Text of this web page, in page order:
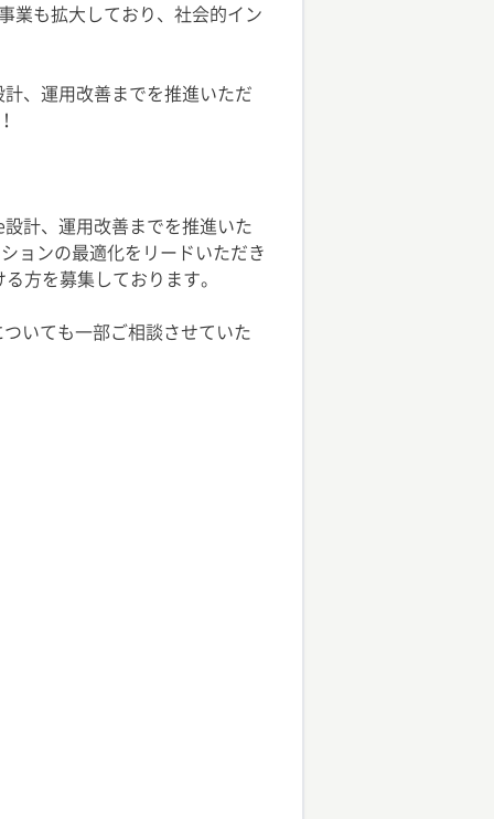
業も拡大しており、社会的イン
、運用改善までを推進いただ
計、運用改善までを推進いた
ョンの最適化をリードいただき
方を募集しております。
いても一部ご相談させていた